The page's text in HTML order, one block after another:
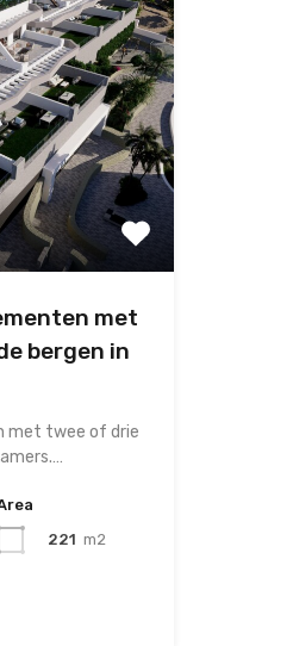
met
bergen in
met twee of drie
221 m2